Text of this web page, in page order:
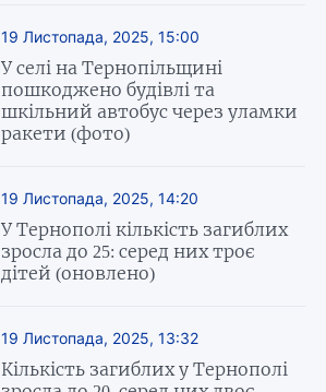
19 Листопада, 2025, 15:00
У селі на Тернопільщині
пошкоджено будівлі та
шкільний автобус через уламки
ракети (фото)
19 Листопада, 2025, 14:20
У Тернополі кількість загиблих
зросла до 25: серед них троє
дітей (оновлено)
19 Листопада, 2025, 13:32
Кількість загиблих у Тернополі